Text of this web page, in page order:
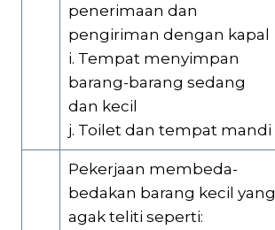
penerimaan dan
pengiriman dengan kapal
i. Tempat menyimpan
barang-barang sedang
dan kecil
j. Toilet dan tempat mandi
Pekerjaan membeda-
bedakan barang kecil yang
agak teliti seperti: